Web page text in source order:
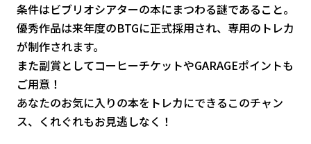
条件はビブリオシアターの本にまつわる謎であること。
優秀作品は来年度のBTGに正式採用され、専用のトレカ
が制作されます。
また副賞としてコーヒーチケットやGARAGEポイントも
ご用意！
あなたのお気に入りの本をトレカにできるこのチャン
ス、くれぐれもお見逃しなく！